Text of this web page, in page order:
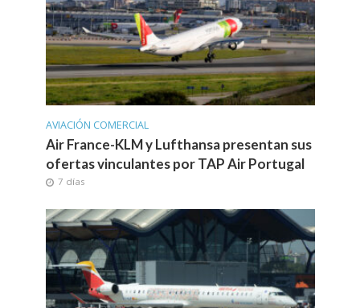
AVIACIÓN COMERCIAL
Air France-KLM y Lufthansa presentan sus
ofertas vinculantes por TAP Air Portugal
7 días